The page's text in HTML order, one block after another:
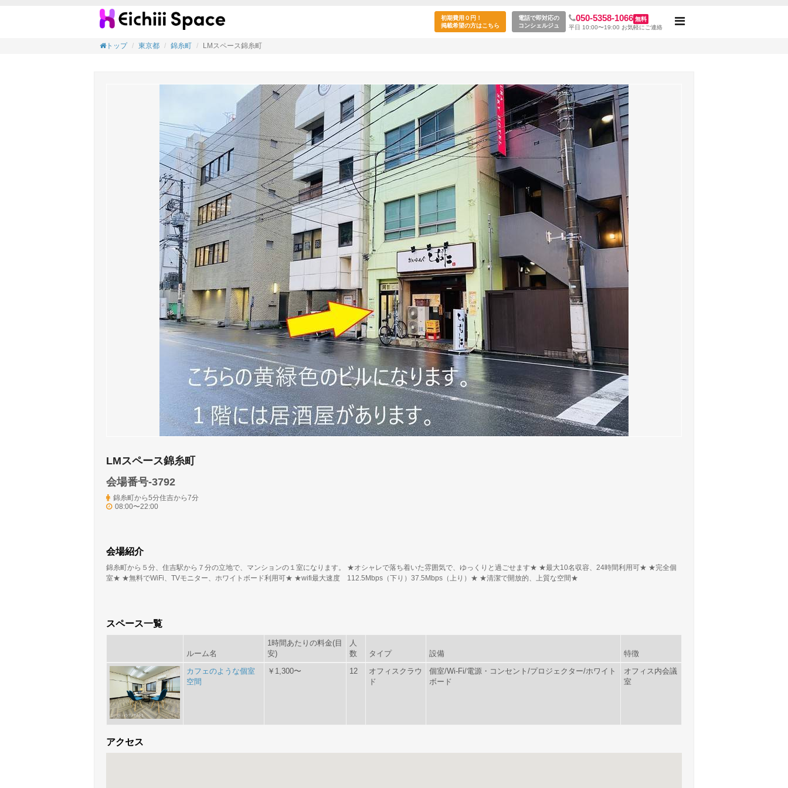
初期費用０円！
掲載希望の方はこちら
電話で即対応の
コンシェルジュ
050-5358-1066 無料
平日 10:00〜19:00 お気軽にご連絡
Toggle
トップ 東京都 錦糸町 LMスペース錦糸町
LMスペース錦糸町
会場番号-3792
錦糸町から5分住吉から7分
08:00〜22:00
会場紹介
錦糸町から５分、住吉駅から７分の立地で、マンションの１室になります。 ★オシャレで落ち着いた雰囲気で、ゆっくりと過ごせます★ ★最大10名収容、24時間利用可★ ★完全個
室★ ★無料でWiFi、TVモニター、ホワイトボード利用可★ ★wifi最大速度 112.5Mbps（下り）37.5Mbps（上り）★ ★清潔で開放的、上質な空間★
スペース一覧
ルーム名
1時間あたりの料金(目
安)
人
数
タイプ 設備
特徴
カフェのような個室
空間
￥1,300〜 12
オフィスクラウ
ド
個室/Wi-Fi/電源・コンセント/プロジェクター/ホワイト
ボード
オフィス内会議
室
アクセス